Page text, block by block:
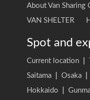
About Van Sharing
VAN SHELTER
Spot and
Current location
Saitama
Osaka
Hokkaido